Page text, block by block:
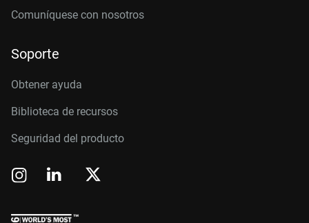
Comuníquese con nosotros
Soporte
Obtener ayuda
Biblioteca de recursos
Seguridad del producto